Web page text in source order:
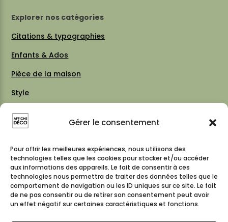
Gérer le consentement
Pour offrir les meilleures expériences, nous utilisons des
technologies telles que les cookies pour stocker et/ou accéder
aux informations des appareils. Le fait de consentir à ces
technologies nous permettra de traiter des données telles que le
comportement de navigation ou les ID uniques sur ce site. Le fait
de ne pas consentir ou de retirer son consentement peut avoir
un effet négatif sur certaines caractéristiques et fonctions.
Explorer nos catégories
Citations & typographies
Enfants & Ados
Pièce de la maison
Style
Thèmes
Vintage 70 / 80
Cartes & plans de villes
Suivez-nous